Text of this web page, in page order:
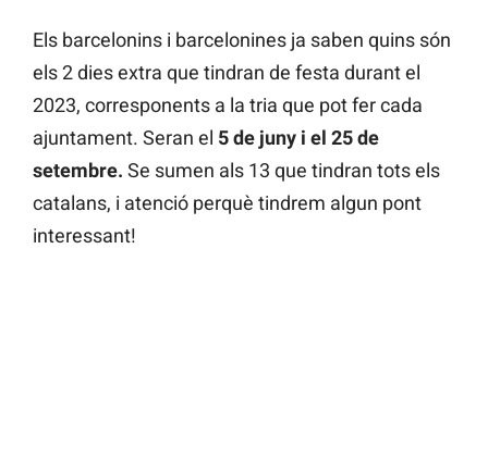
Els barcelonins i barcelonines ja saben quins són
els 2 dies extra que tindran de festa durant el
2023, corresponents a la tria que pot fer cada
ajuntament. Seran el 5 de juny i el 25 de
setembre. Se sumen als 13 que tindran tots els
catalans, i atenció perquè tindrem algun pont
interessant!